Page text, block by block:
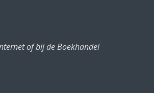
of bij de Boekhandel